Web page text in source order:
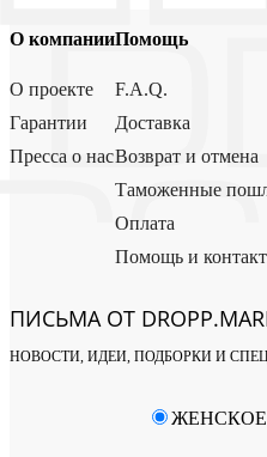
О компании
О проекте
Гарантии
Пресса о нас
Помощь
F.A.Q.
Доставка
Возврат и отмена
Таможенные
Оплата
Помощь и
ПИСЬМА ОТ
НОВОСТИ, ИДЕИ, ПОДБОРКИ И
ЖЕНСКОЕ